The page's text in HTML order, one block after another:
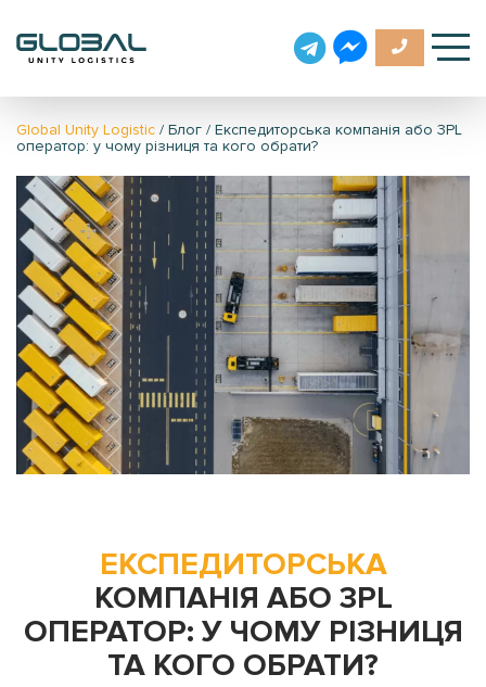
Global Unity Logistic / Блог / Експедиторська компанія або 3PL
оператор: у чому різниця та кого обрати?
ЕКСПЕДИТОРСЬКА
КОМПАНІЯ АБО 3PL
ОПЕРАТОР: У ЧОМУ РІЗНИЦЯ
ТА КОГО ОБРАТИ?